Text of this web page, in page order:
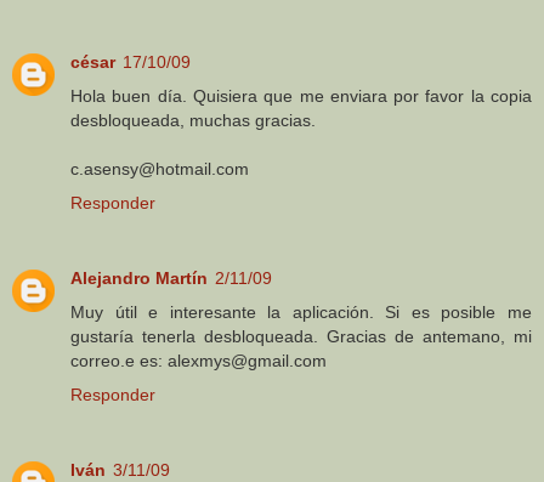
césar 17/10/09
Hola buen día. Quisiera que me enviara por favor la copia
desbloqueada, muchas gracias.
c.asensy@hotmail.com
Responder
Alejandro Martín 2/11/09
Muy útil e interesante la aplicación. Si es posible me
gustaría tenerla desbloqueada. Gracias de antemano, mi
correo.e es: alexmys@gmail.com
Responder
Iván 3/11/09